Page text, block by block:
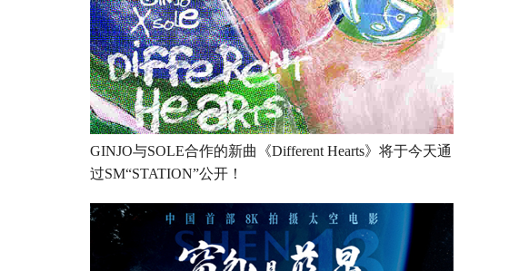
GINJO与SOLE合作的新曲《Different Hearts》将于今天通
过SM“STATION”公开！